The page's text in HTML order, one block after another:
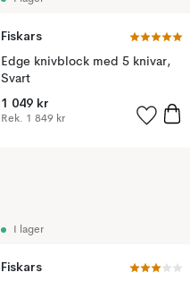
Fiskars
Edge knivblock med 5 knivar,
Svart
1 049 kr
Rek. 1 849 kr
I lager
Fiskars